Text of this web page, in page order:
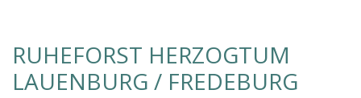
RUHEFORST HERZOGTUM
LAUENBURG / FREDEBURG